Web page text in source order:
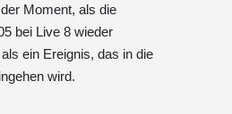
Moment, als die
bei Live 8 wieder
ein Ereignis, das in die
wird.